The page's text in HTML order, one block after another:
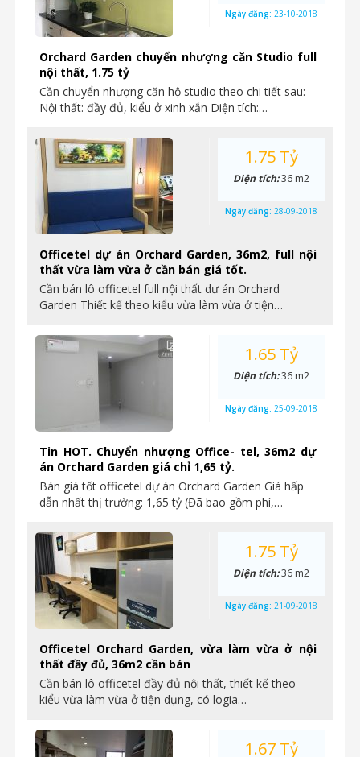
Orchard Garden chuyển nhượng căn Studio full
nội thất, 1.75 tỷ
Cần chuyển nhượng căn hộ studio theo chi tiết sau:
Nội thất: đầy đủ, kiểu ở xinh xắn Diện tích:…
Ngày đăng: 23-10-2018
Officetel dự án Orchard Garden, 36m2, full nội
thất vừa làm vừa ở cần bán giá tốt.
Cần bán lô officetel full nội thất dư án Orchard
Garden Thiết kế theo kiểu vừa làm vừa ở tiện…
1.75 Tỷ
Diện tích:36 m2
Ngày đăng: 28-09-2018
Tin HOT. Chuyển nhượng Office- tel, 36m2 dự
án Orchard Garden giá chỉ 1,65 tỷ.
Bán giá tốt officetel dự án Orchard Garden Giá hấp
dẫn nhất thị trường: 1,65 tỷ (Đã bao gồm phí,…
1.65 Tỷ
Diện tích:36 m2
Ngày đăng: 25-09-2018
Officetel Orchard Garden, vừa làm vừa ở nội
thất đầy đủ, 36m2 cần bán
Cần bán lô officetel đầy đủ nội thất, thiết kế theo
kiểu vừa làm vừa ở tiện dụng, có logia…
1.75 Tỷ
Diện tích:36 m2
Ngày đăng: 21-09-2018
1.67 Tỷ